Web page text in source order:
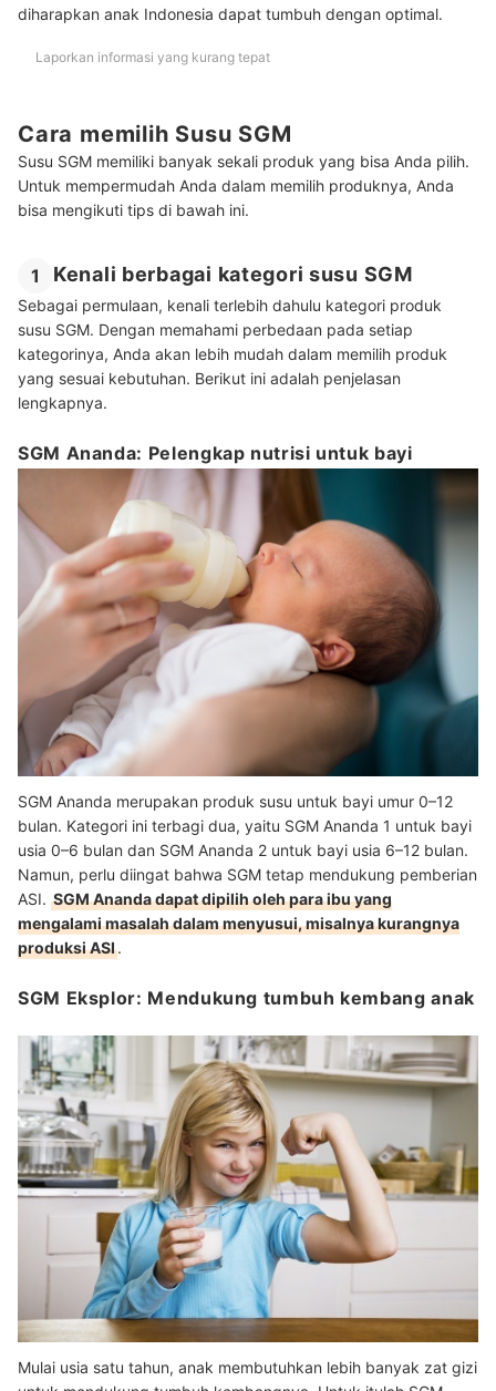
diharapkan anak Indonesia dapat tumbuh dengan optimal.
Laporkan informasi yang kurang tepat
Cara memilih Susu SGM
Susu SGM memiliki banyak sekali produk yang bisa Anda pilih.
Untuk mempermudah Anda dalam memilih produknya, Anda
bisa mengikuti tips di bawah ini.
1 Kenali berbagai kategori susu SGM
Sebagai permulaan, kenali terlebih dahulu kategori produk
susu SGM. Dengan memahami perbedaan pada setiap
kategorinya, Anda akan lebih mudah dalam memilih produk
yang sesuai kebutuhan. Berikut ini adalah penjelasan
lengkapnya.
SGM Ananda: Pelengkap nutrisi untuk bayi
SGM Ananda merupakan produk susu untuk bayi umur 0–12
bulan. Kategori ini terbagi dua, yaitu SGM Ananda 1 untuk bayi
usia 0–6 bulan dan SGM Ananda 2 untuk bayi usia 6–12 bulan.
Namun, perlu diingat bahwa SGM tetap mendukung pemberian
ASI. SGM Ananda dapat dipilih oleh para ibu yang
mengalami masalah dalam menyusui, misalnya kurangnya
produksi ASI.
SGM Eksplor: Mendukung tumbuh kembang anak
Mulai usia satu tahun, anak membutuhkan lebih banyak zat gizi